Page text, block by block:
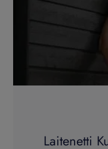
Laitenetti